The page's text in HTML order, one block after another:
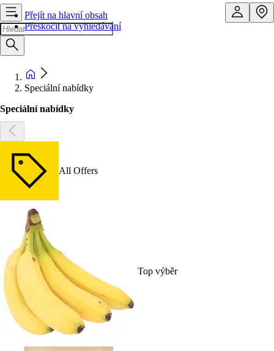
Přejít na hlavní obsah
Přeskočit na vyhledávání
Speciální nabídky
Speciální nabídky
All Offers
Top výběr